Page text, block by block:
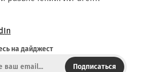
на дайджест
Подписаться